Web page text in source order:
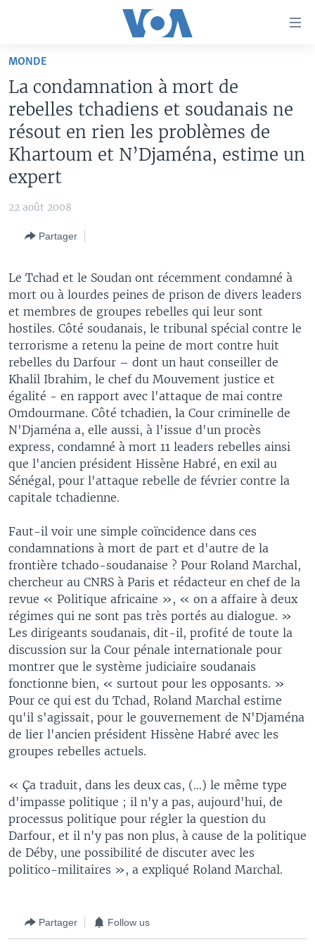
Retour
navigation
principale
Retour
AFRIQUE
ÉTATS-UNIS
MONDE
SPORT
LE MONDE AUJOURD'HUI
VOA60 AFRIQUE
WASHINGTON FORUM
CORRESPONDANT VOA
VOUS + NOUS
CARNET DE SANTÉ
RADIO
LE MONDE AUJOURD'HUI
À VOTRE AVIS
VOTRE SANTÉ VOTRE AVENIR
DIALOGUE DES RELIGIONS
RM SHOW
AUTRES LANGUES
BAMBARA
FULFULDE
Apprenez L'anglais
Langues
MONDE
La condamnation à mort de
rebelles tchadiens et soudanais ne
résout en rien les problèmes de
Khartoum et N’Djaména, estime un
expert
22 août 2008
Partager
Le Tchad et le Soudan ont récemment condamné à
mort ou à lourdes peines de prison de divers leaders
et membres de groupes rebelles qui leur sont
hostiles. Côté soudanais, le tribunal spécial contre le
terrorisme a retenu la peine de mort contre huit
rebelles du Darfour – dont un haut conseiller de
Khalil Ibrahim, le chef du Mouvement justice et
égalité - en rapport avec l'attaque de mai contre
Omdourmane. Côté tchadien, la Cour criminelle de
N'Djaména a, elle aussi, à l'issue d'un procès
express, condamné à mort 11 leaders rebelles ainsi
que l'ancien président Hissène Habré, en exil au
Sénégal, pour l'attaque rebelle de février contre la
capitale tchadienne.
Faut-il voir une simple coïncidence dans ces
condamnations à mort de part et d'autre de la
frontière tchado-soudanaise ? Pour Roland Marchal,
chercheur au CNRS à Paris et rédacteur en chef de la
revue « Politique africaine », « on a affaire à deux
régimes qui ne sont pas très portés au dialogue. »
Les dirigeants soudanais, dit-il, profité de toute la
discussion sur la Cour pénale internationale pour
montrer que le système judiciaire soudanais
fonctionne bien, « surtout pour les opposants. »
Pour ce qui est du Tchad, Roland Marchal estime
qu'il s'agissait, pour le gouvernement de N'Djaména
de lier l'ancien président Hissène Habré avec les
groupes rebelles actuels.
« Ça traduit, dans les deux cas, (…) le même type
d'impasse politique ; il n'y a pas, aujourd'hui, de
processus politique pour régler la question du
Darfour, et il n'y pas non plus, à cause de la politique
de Déby, une possibilité de discuter avec les
politico-militaires », a expliqué Roland Marchal.
Partager Follow us